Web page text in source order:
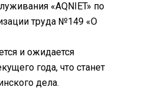
«AQNIET» по
труда №149 «О
и ожидается
года, что станет
дела.